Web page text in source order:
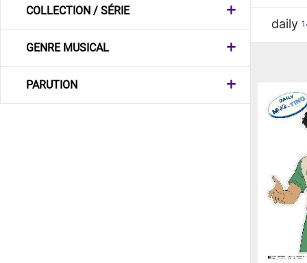
COLLECTION / SÉRIE
GENRE MUSICAL
PARUTION
daily